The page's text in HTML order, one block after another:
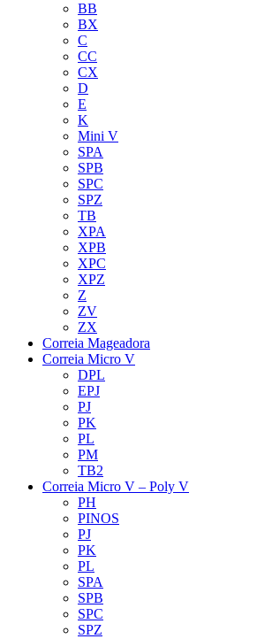
BB
BX
C
CC
CX
D
E
K
Mini V
SPA
SPB
SPC
SPZ
TB
XPA
XPB
XPC
XPZ
Z
ZV
ZX
Correia Mageadora
Correia Micro V
DPL
EPJ
PJ
PK
PL
PM
TB2
Correia Micro V – Poly V
PH
PINOS
PJ
PK
PL
SPA
SPB
SPC
SPZ